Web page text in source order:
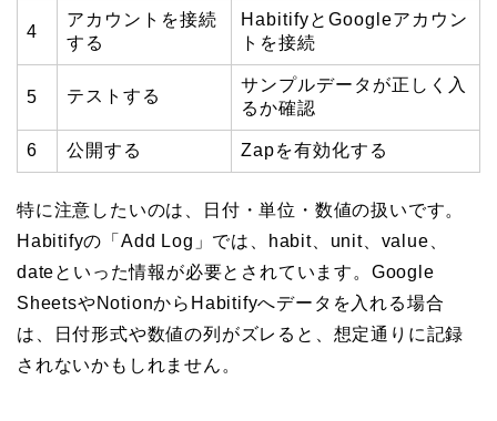
4
アカウントを接続
する
HabitifyとGoogleアカウン
トを接続
5 テストする
サンプルデータが正しく入
るか確認
6 公開する Zapを有効化する
特に注意したいのは、日付・単位・数値の扱いです。
Habitifyの「Add Log」では、habit、unit、value、
dateといった情報が必要とされています。Google
SheetsやNotionからHabitifyへデータを入れる場合
は、日付形式や数値の列がズレると、想定通りに記録
されないかもしれません。